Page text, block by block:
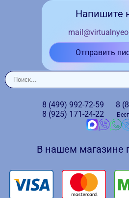
Напишите
Отправить
8 (499) 992-72-59
8 (925) 171-24-22
8
В нашем магазине